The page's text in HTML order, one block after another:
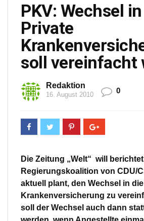
PKV: Wechsel
Private
soll vereinfacht
Redaktion
16. August 2010 0
Die Zeitung „Welt“ will
Regierungskoalition von CDU/
aktuell plant, den Wechsel in
Krankenversicherung zu
soll der Wechsel auch dann